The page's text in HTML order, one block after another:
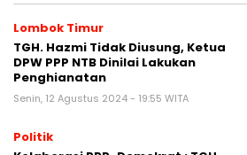
Lombok Timur
TGH. Hazmi Tidak Diusung, Ketua
DPW PPP NTB Dinilai Lakukan
Penghianatan
Senin, 12 Agustus 2024 - 19:55 WITA
Politik